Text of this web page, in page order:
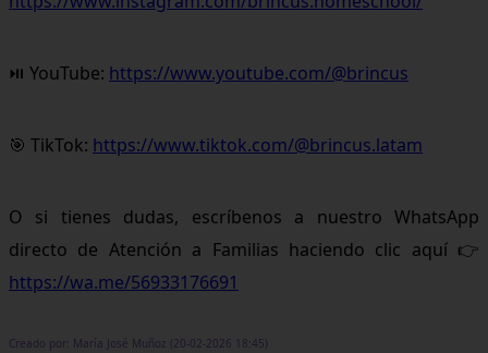
⏯ YouTube: https://www.youtube.com/@brincus
🎯 TikTok: https://www.tiktok.com/@brincus.latam
O si tienes dudas, escríbenos a nuestro WhatsApp
directo de Atención a Familias haciendo clic aquí 👉
https://wa.me/56933176691
Creado por: María José Muñoz (20-02-2026 18:45)